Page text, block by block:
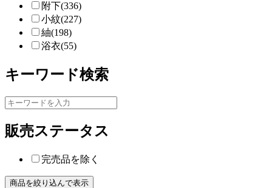
附下(336)
小紋(227)
紬(198)
浴衣(55)
キーワード検索
販売ステータス
完売品を除く